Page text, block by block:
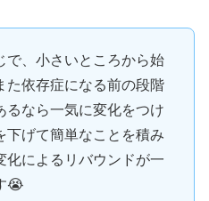
で、小さいところから始
た依存症になる前の段階
るなら一気に変化をつけ
下げて簡単なことを積み
化によるリバウンドが一
😭